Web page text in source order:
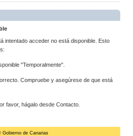
intentado acceder no está disponible. Esto
"Temporalmente".
Compruebe y asegúrese de que está
favor, hágalo desde Contacto.
Gobierno de Canarias